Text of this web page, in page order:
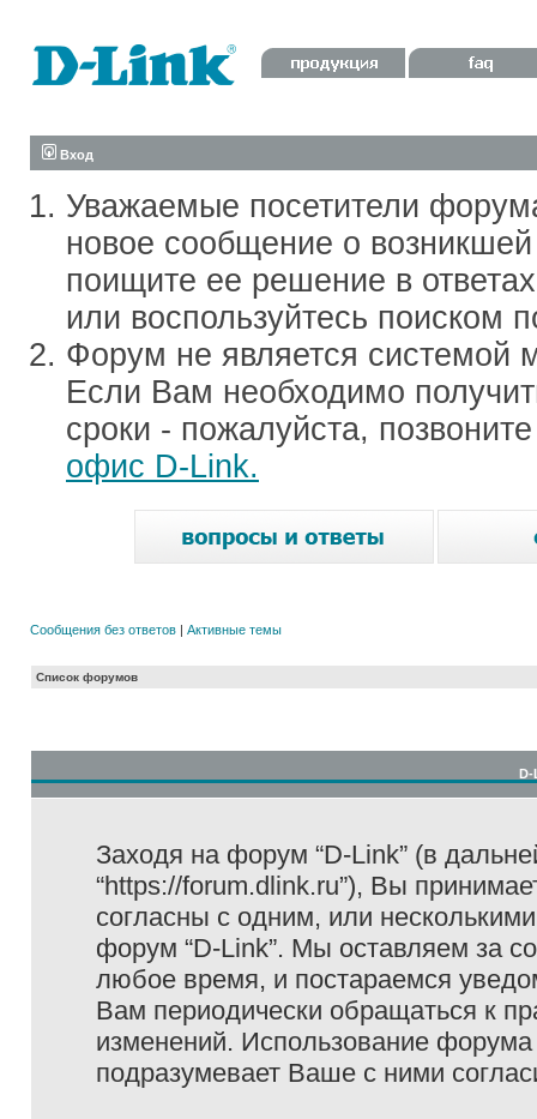
Вход
Уважаемые посетители
новое сообщение о
поищите ее решение в
или воспользуйтесь поиском
Форум не является системой
Если Вам необходимо
сроки - пожалуйста,
офис D-Link.
Сообщения без ответов | Активные темы
Список форумов
D-
Заходя на форум “D-Link” (в
“https://forum.dlink.ru”), Вы
согласны с одним, или
форум “D-Link”. Мы оставляем за
любое время, и постараемся
Вам периодически обращаться к
изменений. Использование
подразумевает Ваше с ними